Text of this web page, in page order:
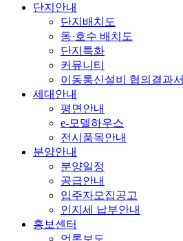
단지안내
단지배치도
동·호수 배치도
단지특화
커뮤니티
이동통신설비 협의결과서
세대안내
평면안내
e-모델하우스
전시품목안내
분양안내
분양일정
공급안내
입주자모집공고
인지세 납부안내
홍보센터
언론보도